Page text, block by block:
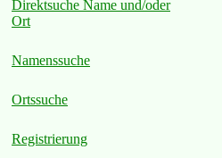
Direktsuche Name und/oder
Ort
Namenssuche
Ortssuche
Registrierung